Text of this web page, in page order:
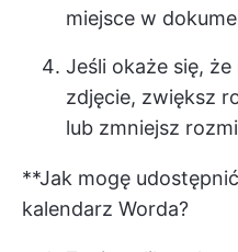
miejsce w
Jeśli okaże się,
zdjęcie, zwiększ
lub zmniejsz
**Jak mogę
kalendarz Worda?